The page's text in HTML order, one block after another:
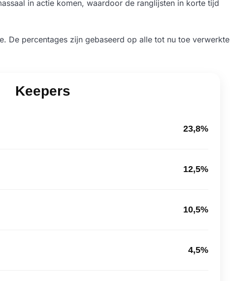
in actie komen, waardoor de ranglijsten in korte tijd
De percentages zijn gebaseerd op alle tot nu toe verwerkte
Keepers
23,8%
12,5%
10,5%
4,5%